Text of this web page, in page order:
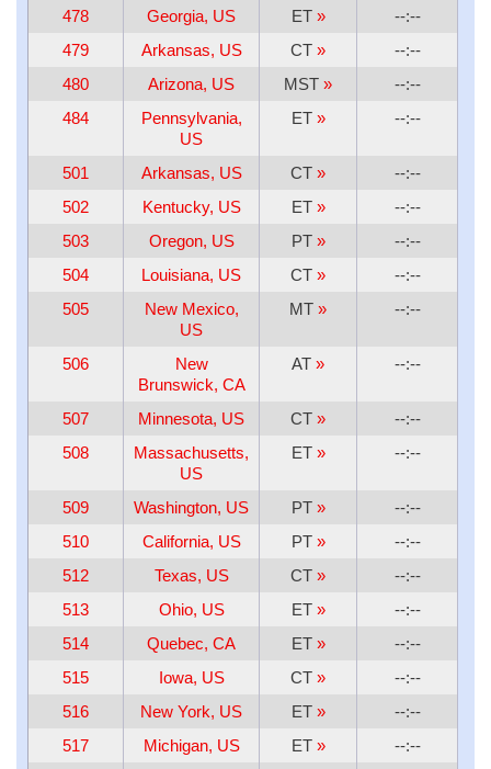
478 Georgia, US ET »
--:--
479
Arkansas, US CT »
--:--
480
Arizona, US MST »
--:--
484
Pennsylvania,
US
ET » --:--
501 Arkansas, US CT »
--:--
502
Kentucky, US ET »
--:--
503
Oregon, US PT »
--:--
504
Louisiana, US CT »
--:--
505
New Mexico,
US
MT » --:--
506
New
Brunswick, CA
AT » --:--
507 Minnesota, US CT »
--:--
508
Massachusetts,
US
ET » --:--
509 Washington, US PT »
--:--
510
California, US PT »
--:--
512
Texas, US CT »
--:--
513
Ohio, US ET »
--:--
514
Quebec, CA ET »
--:--
515
Iowa, US CT »
--:--
516
New York, US ET »
--:--
517
Michigan, US ET »
--:--